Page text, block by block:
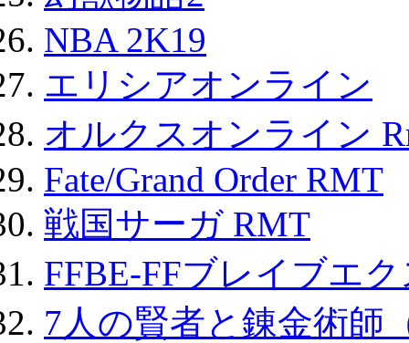
NBA 2K19
エリシアオンライン
オルクスオンライン
Fate/Grand Order RMT
戦国サーガ RMT
FFBE-FFブレイブエ
7人の賢者と錬金術師